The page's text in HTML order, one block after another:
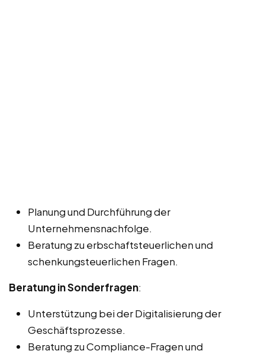
Planung und Durchführung der
Unternehmensnachfolge.
Beratung zu erbschaftsteuerlichen und
schenkungsteuerlichen Fragen.
Beratung in Sonderfragen:
Unterstützung bei der Digitalisierung der
Geschäftsprozesse.
Beratung zu Compliance-Fragen und